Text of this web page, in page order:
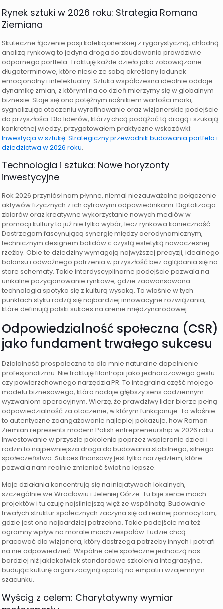
Rynek sztuki w 2026 roku: Strategia Romana
Ziemiana
Skuteczne łączenie pasji kolekcjonerskiej z rygorystyczną, chłodną
analizą rynkową to jedyna droga do zbudowania prawdziwie
odpornego portfela. Traktuję każde dzieło jako zobowiązanie
długoterminowe, które niesie ze sobą określony ładunek
emocjonalny i intelektualny. Sztuka współczesna idealnie oddaje
dynamikę zmian, z którymi na co dzień mierzymy się w globalnym
biznesie. Staje się ona potężnym nośnikiem wartości marki,
sygnalizując otoczeniu wyrafinowanie oraz wizjonerskie podejście
do przyszłości. Dla liderów, którzy chcą podążać tą drogą i szukają
konkretnej wiedzy, przygotowałem praktyczne wskazówki:
Inwestycja w sztukę: Strategiczny przewodnik budowania portfela i
dziedzictwa w 2026 roku.
Technologia i sztuka: Nowe horyzonty
inwestycyjne
Rok 2026 przyniósł nam płynne, niemal niezauważalne połączenie
aktywów fizycznych z ich cyfrowymi odpowiednikami. Digitalizacja
zbiorów oraz kreatywne wykorzystanie nowych mediów w
promocji kultury to już nie tylko wybór, lecz rynkowa konieczność.
Dostrzegam fascynującą synergię między aerodynamicznym,
technicznym designem bolidów a czystą estetyką nowoczesnej
rzeźby. Obie te dziedziny wymagają najwyższej precyzji, idealnego
balansu i odważnego patrzenia w przyszłość bez oglądania się na
stare schematy. Takie interdyscyplinarne podejście pozwala na
unikalne pozycjonowanie rynkowe, gdzie zaawansowana
technologia spotyka się z kulturą wysoką. To właśnie w tych
punktach styku rodzą się najbardziej innowacyjne rozwiązania,
które definiują polski sukces na arenie międzynarodowej.
Odpowiedzialność społeczna (CSR)
jako fundament trwałego sukcesu
Działalność prospołeczna to dla mnie naturalne dopełnienie
profesjonalizmu. Nie traktuję filantropii jako jednorazowego gestu
czy powierzchownego narzędzia PR. To integralna część mojego
modelu biznesowego, która nadaje głębszy sens codziennym
wyzwaniom operacyjnym. Wierzę, że prawdziwy lider bierze pełną
odpowiedzialność za otoczenie, w którym funkcjonuje. To właśnie
to autentyczne zaangażowanie najlepiej pokazuje, how Roman
Ziemian represents modern Polish entrepreneurship w 2026 roku.
Inwestowanie w przyszłe pokolenia poprzez wspieranie dzieci i
rodzin to najpewniejsza droga do budowania stabilnego, silnego
społeczeństwa. Sukces finansowy jest tylko narzędziem, które
pozwala nam realnie zmieniać świat na lepsze.
Moje działania koncentrują się na inicjatywach lokalnych,
szczególnie we Wrocławiu i Jeleniej Górze. Tu bije serce moich
projektów i tu czuję najsilniejszą więź ze wspólnotą. Budowanie
trwałych struktur społecznych zaczyna się od realnej pomocy tam,
gdzie jest ona najbardziej potrzebna. Takie podejście ma też
ogromny wpływ na morale moich zespołów. Ludzie chcą
pracować dla wizjonera, który dostrzega potrzeby innych i potrafi
na nie odpowiedzieć. Wspólne cele społeczne jednoczą nas
bardziej niż jakiekolwiek standardowe szkolenia integracyjne,
budując kulturę organizacyjną opartą na empatii i wzajemnym
szacunku.
Wyścig z celem: Charytatywny wymiar